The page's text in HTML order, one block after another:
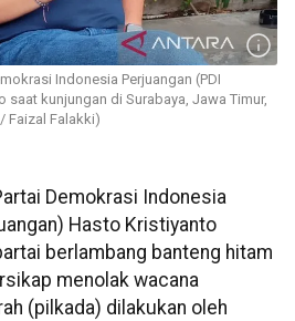
Indonesia Perjuangan (PDI
saat kunjungan di Surabaya, Jawa Timur,
Faizal Falakki)
Demokrasi Indonesia
Hasto Kristiyanto
berlambang banteng hitam
menolak wacana
(pilkada) dilakukan oleh